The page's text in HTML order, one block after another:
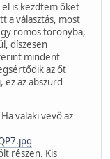
is kezdtem őket
a választás, most
romos toronyba,
díszesen
mindent
az őt
ez az abszurd
Ha valaki vevő az
részen. Kis